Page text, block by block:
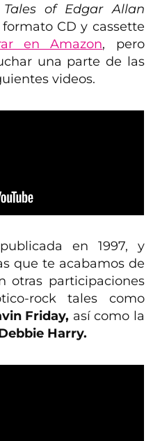
of Edgar Allan
CD y cassette
en Amazon, pero
una parte de las
videos.
en 1997, y
que te acabamos de
otras participaciones
rock tales como
Friday, así como la
Harry.